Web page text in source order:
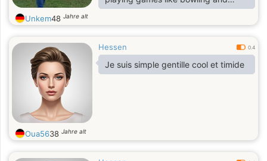
outdoors. In my free time i love to
take a walk in the forest to feel the
love to laugh.
Unkem48 Jahre alt
Hessen 0.4
Je suis simple gentille cool et timide
Oua5638 Jahre alt